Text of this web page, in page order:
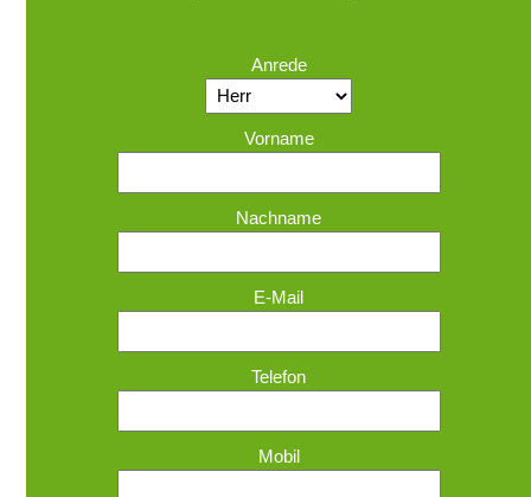
Anrede
Vorname
Nachname
E-Mail
Telefon
Mobil